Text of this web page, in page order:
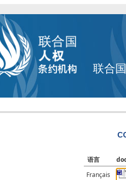
联合
语言
Français